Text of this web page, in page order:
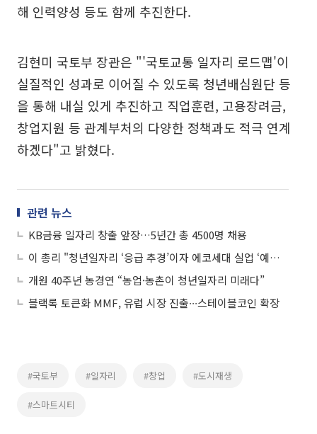
해 인력양성 등도 함께 추진한다.
김현미 국토부 장관은 "'국토교통 일자리 로드맵'이
실질적인 성과로 이어질 수 있도록 청년배심원단 등
을 통해 내실 있게 추진하고 직업훈련, 고용장려금,
창업지원 등 관계부처의 다양한 정책과도 적극 연계
하겠다"고 밝혔다.
관련 뉴스
KB금융 일자리 창출 앞장…5년간 총 4500명 채용
이 총리 "청년일자리 ‘응급 추경’이자 에코세대 실업 ‘예방 추경’”
개원 40주년 농경연 “농업·농촌이 청년일자리 미래다”
블랙록 토큰화 MMF, 유럽 시장 진출∙∙∙스테이블코인 확장
#국토부 #일자리 #창업 #도시재생
#스마트시티